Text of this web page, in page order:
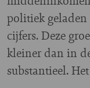
politiek
cijfers. Deze
kleiner dan in
substantieel.